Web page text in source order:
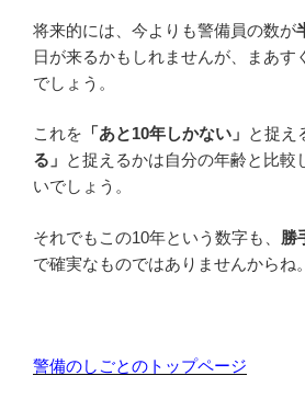
将来的には、今よりも警備員の数が
日が来るかもしれませんが、まあす
でしょう。
これを 「あと10年しかない」 と捉え
る」 と捉えるかは自分の年齢と比較
いでしょう。
それでもこの10年という数字も、 勝
で確実なものではありませんからね。
警備のしごとのトップページ